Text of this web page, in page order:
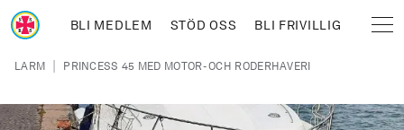
Hoppa till huvudinnehåll
BLI MEDLEM STÖD OSS BLI FRIVILLIG
Länkstig
LARM | PRINCESS 45 MED MOTOR- OCH RODERHAVERI